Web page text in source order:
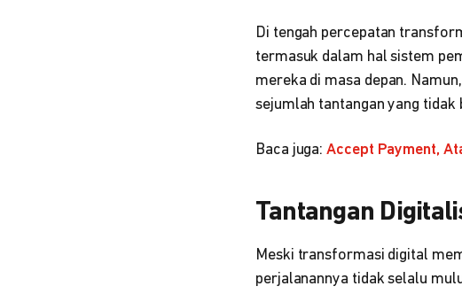
Di tengah percepatan
termasuk dalam hal sistem
mereka di masa depan.
sejumlah tantangan yang tidak
Baca juga:Accept Payment,
Tantangan
Meski transformasi digital
perjalanannya tidak selalu